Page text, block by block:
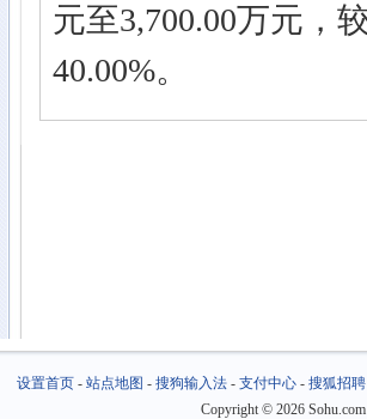
元至3,700.00万元，
40.00%。
设置首页- 站点地图 - 搜狗输入法- 支付中心- 搜狐招聘
Copyright © 2026